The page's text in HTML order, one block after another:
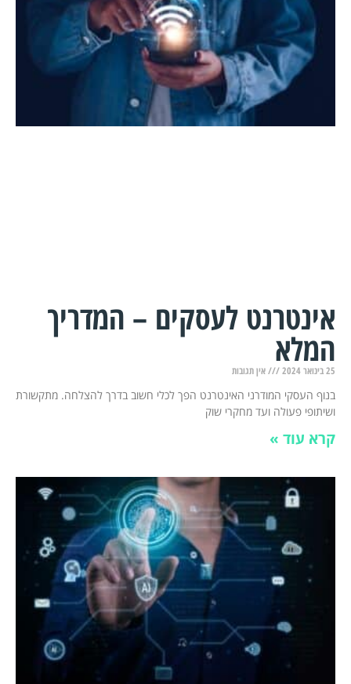
אינטרנט לעסקים – המדריך
המלא
25 בינואר 2024 אין תגובות
בנוף העסקי המודרני האינטרנט הפך לכלי חשוב בדרך להצלחה. מתקשורת
ושיתופי פעולה ועד מחקרי שוק
קרא עוד »